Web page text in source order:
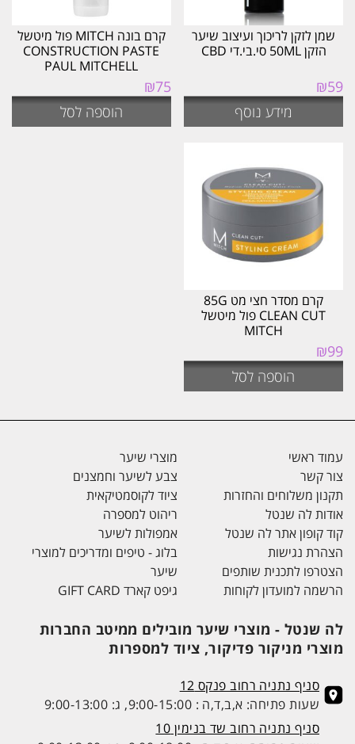
שמן לזקן לריכוך ועיצוב שיער
הזקן 50ML סי.בי.די CBD
₪59
מידע נוסף
קרם בונה MITCH פול מיטשל
CONSTRUCTION PASTE
PAUL MITCHELL
₪75
הוספה לסל
קרם מסדר חצי מט 85G
CLEAN CUT פול מיטשל
MITCH
₪99
הוספה לסל
עמוד ראשי
צור קשר
תקנון משלוחים והחזרות
אודות לה שנטל
קוד קופון אתר לה שנטל
הצהרת נגישות
הצטרפו לתכנית שותפים
הרשמה למועדון לקוחות
מוצרי שיער
צבע לשיער וחמצנים
ציוד לקוסמטיקאית
ריהוט למספרה
אמפולות לשיער
בלוג - טיפים ומדריכים למוצרי
שיער
גיפט קארד GIFT CARD
לה שנטל - מוצרי שיער מובילים ממיטב החברות
מוצרי מניקור פדיקור, ציוד למספרות
סניף נתניה רחוב פנקס 12
שעות פתיחה: א,ב,ד,ה : 9:00-15:00, ג: 9:00-13:00
סניף נתניה רחוב שד בנימין 10